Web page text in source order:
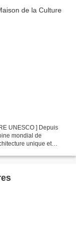
UNESCO ] Depuis
mondial de
unique et